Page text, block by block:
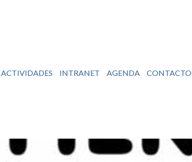
ACTIVIDADES INTRANET AGENDA CONTACTO